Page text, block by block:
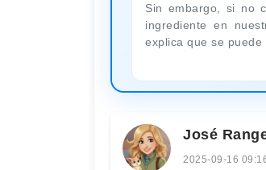
Sin embargo, si no
ingrediente en
explica que se puede
José
2025-09-16